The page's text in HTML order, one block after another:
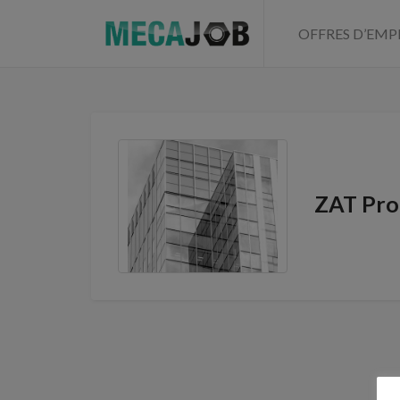
OFFRES
ZAT